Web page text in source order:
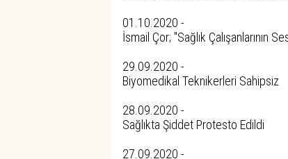
01.10.2020 -
İsmail Çor; ''Sağlık Çalışanlarının
29.09.2020 -
Biyomedikal Teknikerleri Sahipsiz
28.09.2020 -
Sağlıkta Şiddet Protesto Edildi
27.09.2020 -